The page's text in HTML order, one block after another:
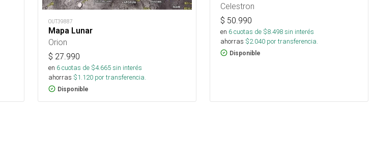
OUT39887
Mapa Lunar
Orion
$ 27.990
en 6cuotas de $4.665sin interés
ahorras $1.120 por transferencia.
Disponible
Celestron
$ 50.990
en 6cuotas de $8.498sin interés
ahorras $2.040 por transferencia.
Disponible